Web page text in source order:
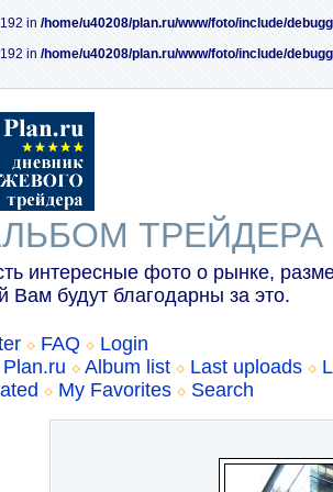
in /home/u40208/plan.ru/www/foto/include/
in /home/u40208/plan.ru/www/foto/include/
ТРЕЙДЕРА
интересные фото о рынке,
Вам будут благодарны за это.
FAQ
Login
Album list Last uploads
My Favorites Search